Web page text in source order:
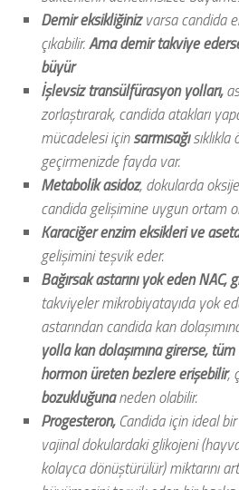
Demir eksikliğinizvarsa candida
çıkabilir.Ama demir takviye
büyür
İşlevsiz transülfürasyon yolları,
zorlaştırarak, candida atakları
mücadelesi içinsarmısağı
geçirmenizde fayda var.
Metabolik asidoz, dokularda
candida gelişimine uygun ortam
Karaciğer enzim eksikleri ve
gelişimini teşvik eder.
Bağırsak astarını yok eden
takviyeler mikrobiyatayıda yok
astarından candida kan
yolla kan dolaşımına girerse,
hormon üreten bezlere erişebilir,
bozukluğunaneden olabilir.
Progesteron, Candida için ideal
vajinal dokulardaki glikojeni
kolayca dönüştürülür) miktarını